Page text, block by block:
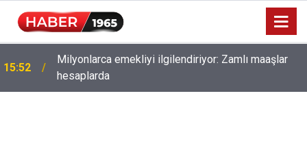
15:52
Milyonlarca emekliyi ilgilendiriyor: Zamlı maaşlar
hesaplarda